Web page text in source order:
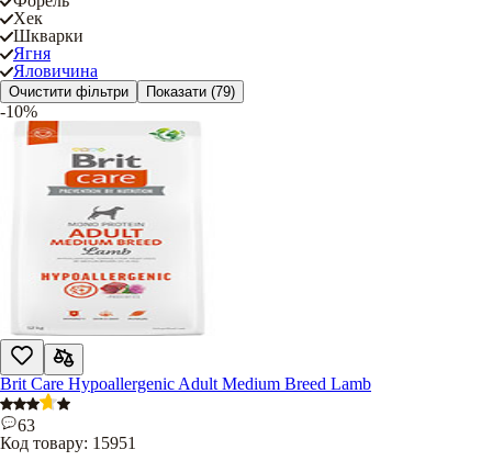
Хек
Шкварки
Ягня
Яловичина
Очистити фільтри Показати (79)
-10%
Brit Care Hypoallergenic Adult Medium Breed Lamb
63
Код товару: 15951